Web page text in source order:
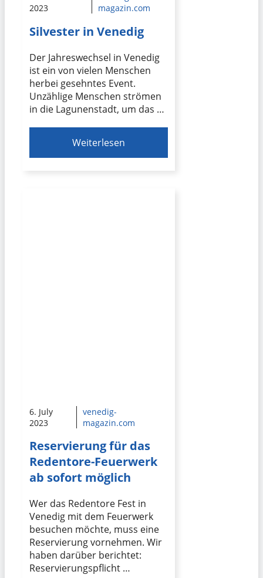
2023
magazin.com
Silvester in Venedig
Der Jahreswechsel in Venedig
ist ein von vielen Menschen
herbei gesehntes Event.
Unzählige Menschen strömen
in die Lagunenstadt, um das …
Weiterlesen
6. July
2023
venedig-
magazin.com
Reservierung für das
Redentore-Feuerwerk
ab sofort möglich
Wer das Redentore Fest in
Venedig mit dem Feuerwerk
besuchen möchte, muss eine
Reservierung vornehmen. Wir
haben darüber berichtet:
Reservierungspflicht …